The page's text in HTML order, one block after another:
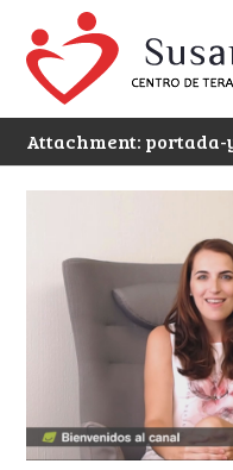
Attachment: portada-